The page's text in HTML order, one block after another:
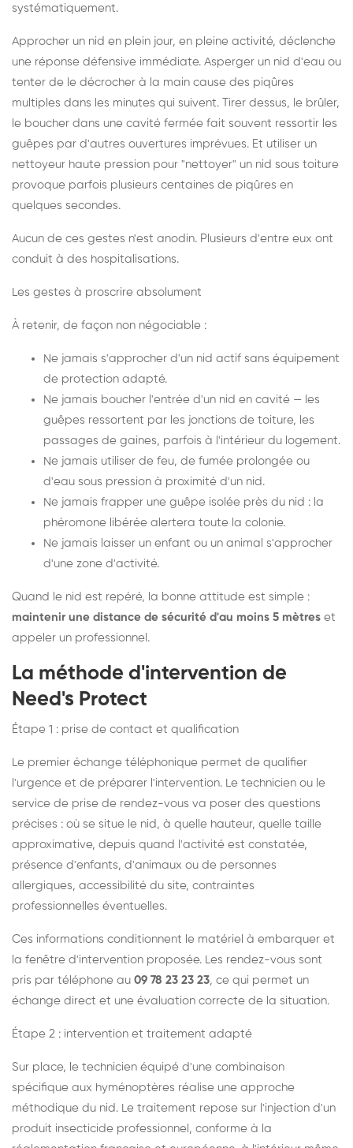
systématiquement.
Approcher un nid en plein jour, en pleine activité, déclenche
une réponse défensive immédiate. Asperger un nid d'eau ou
tenter de le décrocher à la main cause des piqûres
multiples dans les minutes qui suivent. Tirer dessus, le brûler,
le boucher dans une cavité fermée fait souvent ressortir les
guêpes par d'autres ouvertures imprévues. Et utiliser un
nettoyeur haute pression pour "nettoyer" un nid sous toiture
provoque parfois plusieurs centaines de piqûres en
quelques secondes.
Aucun de ces gestes n'est anodin. Plusieurs d'entre eux ont
conduit à des hospitalisations.
Les gestes à proscrire absolument
À retenir, de façon non négociable :
Ne jamais s'approcher d'un nid actif sans équipement
de protection adapté.
Ne jamais boucher l'entrée d'un nid en cavité — les
guêpes ressortent par les jonctions de toiture, les
passages de gaines, parfois à l'intérieur du logement.
Ne jamais utiliser de feu, de fumée prolongée ou
d'eau sous pression à proximité d'un nid.
Ne jamais frapper une guêpe isolée près du nid : la
phéromone libérée alertera toute la colonie.
Ne jamais laisser un enfant ou un animal s'approcher
d'une zone d'activité.
Quand le nid est repéré, la bonne attitude est simple :
maintenir une distance de sécurité d'au moins 5 mètres et
appeler un professionnel.
La méthode d'intervention de
Need's Protect
Étape 1 : prise de contact et qualification
Le premier échange téléphonique permet de qualifier
l'urgence et de préparer l'intervention. Le technicien ou le
service de prise de rendez-vous va poser des questions
précises : où se situe le nid, à quelle hauteur, quelle taille
approximative, depuis quand l'activité est constatée,
présence d'enfants, d'animaux ou de personnes
allergiques, accessibilité du site, contraintes
professionnelles éventuelles.
Ces informations conditionnent le matériel à embarquer et
la fenêtre d'intervention proposée. Les rendez-vous sont
pris par téléphone au 09 78 23 23 23, ce qui permet un
échange direct et une évaluation correcte de la situation.
Étape 2 : intervention et traitement adapté
Sur place, le technicien équipé d'une combinaison
spécifique aux hyménoptères réalise une approche
méthodique du nid. Le traitement repose sur l'injection d'un
produit insecticide professionnel, conforme à la